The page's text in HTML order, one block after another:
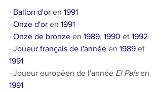
· Ballon d'or en 1991
· Onze d'or en 1991
· Onze de bronze en 1989, 1990 et 1992
· Joueur français de l'année en 1989 et
1991
· Joueur européen de l'année El País en
1991